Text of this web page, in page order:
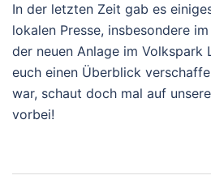
In der letzten Zeit gab es
lokalen Presse, insbesondere
der neuen Anlage im Volkspark
euch einen Überblick
war, schaut doch mal auf
vorbei!